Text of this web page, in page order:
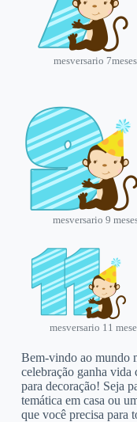
mesversario 7meses
mesversario 9
mesversario 11
Bem-vindo ao mundo
celebração ganha vida
para decoração! Seja
temática em casa ou
que você precisa para